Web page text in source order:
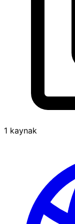
1 kaynak